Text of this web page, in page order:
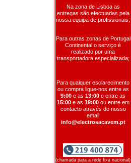
Na zona de Lisboa as
entregas são efectuadas pela
nossa equipa de profissionais;
Para outras zonas de Portugal
Continental o serviço é
realizado por uma
transportadora especializada;
Para qualquer esclarecimento
ou compra ligue-nos entre as
9:00 e as 13:00 e entre as
15:00e as 19:00 ou entre em
contacto através do nosso
email
info@electrosacavem.pt
(chamada para a rede fixa nacional)